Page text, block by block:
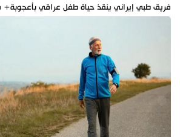
فريق طبي إيراني ينقذ حياة طفل عراقي بأعجوبة+